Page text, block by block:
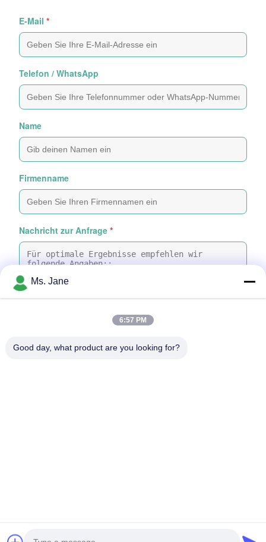
E-Mail *
Telefon / WhatsApp
Name
Firmenname
Nachricht zur Anfrage *
Wählen Sie Dateien aus
Ms. Jane
6:57 PM
Good day, what product are you looking for?